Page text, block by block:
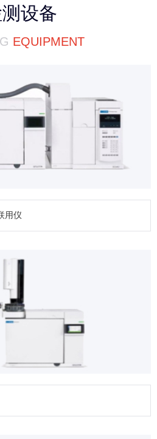
设备
EQUIPMENT
用仪